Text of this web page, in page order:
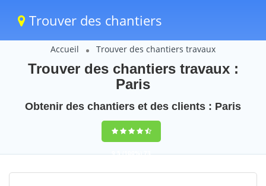
Trouver des chantiers
Accueil Trouver des chantiers travaux
Trouver des chantiers travaux :
Paris
Obtenir des chantiers et des clients : Paris
9,5(100%)73
votes